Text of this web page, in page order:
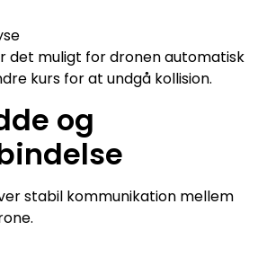
det muligt for dronen automatisk
kurs for at undgå kollision.
og
stabil kommunikation mellem